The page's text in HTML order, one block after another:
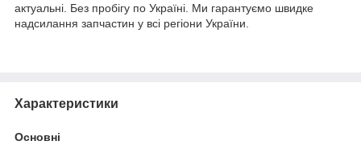
актуальні. Без пробігу по Україні. Ми гарантуємо швидке
надсилання запчастин у всі регіони України.
Характеристики
Основні